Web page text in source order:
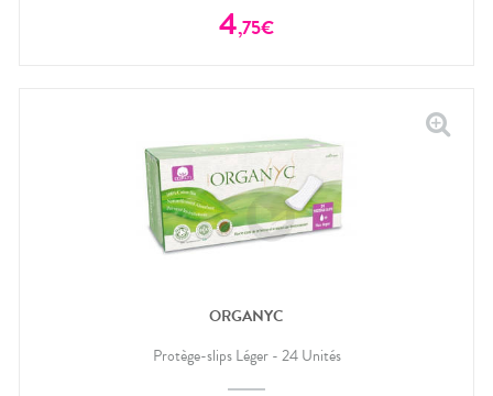
4,75€
ORGANYC
Protège-slips Léger - 24 Unités